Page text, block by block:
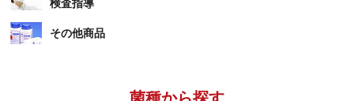
検査指導
その他商品
菌種から探す